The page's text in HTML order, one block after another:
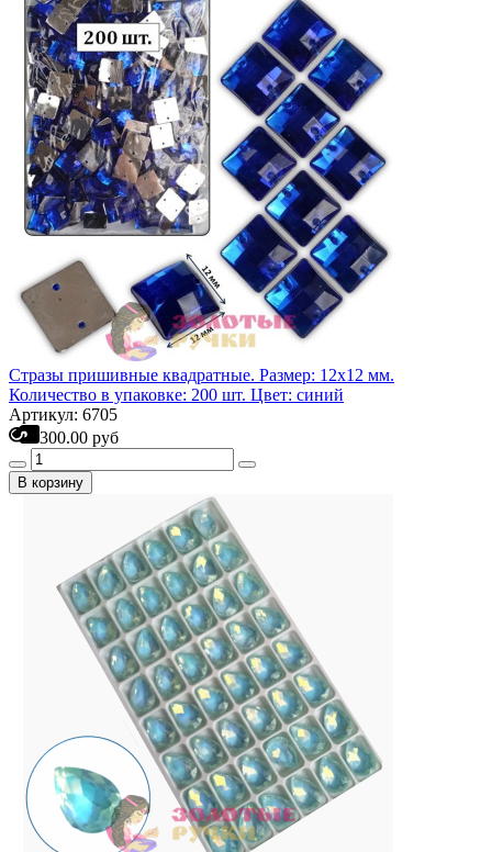
Стразы пришивные квадратные. Размер: 12х12 мм.
Количество в упаковке: 200 шт. Цвет: синий
Артикул: 6705
300.00 руб
В корзину